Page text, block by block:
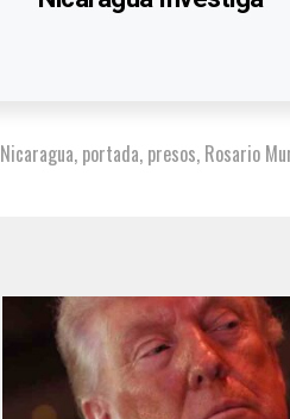
Nicaragua, portada, presos, Rosario